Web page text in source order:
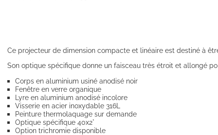
Ce projecteur de dimension compacte et linéaire est destiné à
Son optique spécifique donne un faisceau très étroit et allongé
Corps en aluminium usiné anodisé noir
Fenêtre en verre organique
Lyre en aluminium anodisé incolore
Visserie en acier inoxydable 316L
Peinture thermolaquage sur demande
Optique spécifique 40x2°
Option trichromie disponible